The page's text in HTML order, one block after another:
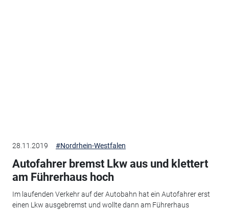
28.11.2019 #Nordrhein-Westfalen
Autofahrer bremst Lkw aus und klettert
am Führerhaus hoch
Im laufenden Verkehr auf der Autobahn hat ein Autofahrer erst
einen Lkw ausgebremst und wollte dann am Führerhaus